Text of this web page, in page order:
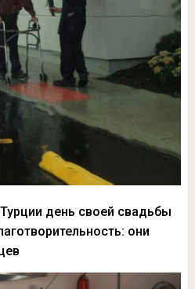
день своей свадьбы
они